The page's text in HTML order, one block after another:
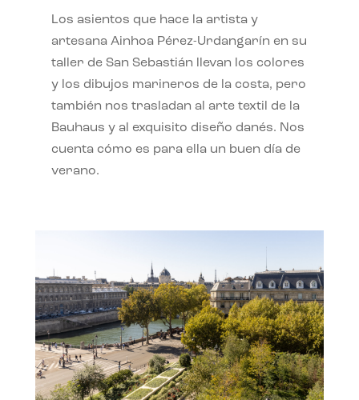
Los asientos que hace la artista y
artesana Ainhoa Pérez-Urdangarín en su
taller de San Sebastián llevan los colores
y los dibujos marineros de la costa, pero
también nos trasladan al arte textil de la
Bauhaus y al exquisito diseño danés. Nos
cuenta cómo es para ella un buen día de
verano.